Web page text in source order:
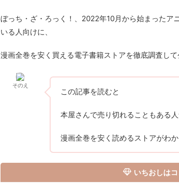
ぼっち・ざ・ろっく！、2022年10月から始まったア
いる人向けに、
漫画全巻を安く買える電子書籍ストアを徹底調査して
そのえ
この記事を読むと
本屋さんで売り切れることもある
漫画全巻を安く読めるストアがわか
いちおしはコ